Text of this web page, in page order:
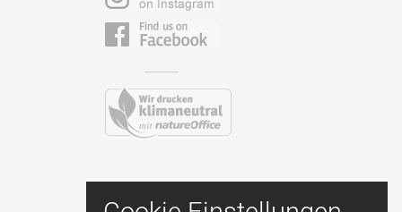
Kontakt